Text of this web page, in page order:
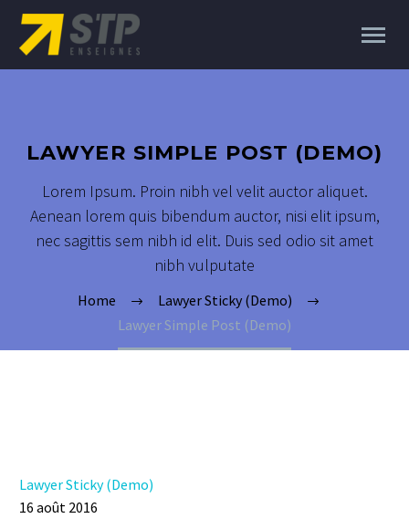
LAWYER SIMPLE POST (DEMO)
Lorem Ipsum. Proin nibh vel velit auctor aliquet.
Aenean lorem quis bibendum auctor, nisi elit ipsum,
nec sagittis sem nibh id elit. Duis sed odio sit amet
nibh vulputate
Home
Lawyer Sticky (Demo)
Lawyer Simple Post (Demo)
Lawyer Sticky (Demo)
16 août 2016